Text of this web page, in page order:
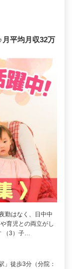
平均月収32万
勤はなく、日中中
育児との両立がし
（3）子…
」徒歩3分（分院：